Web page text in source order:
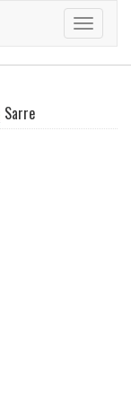
Toggle
Sarre